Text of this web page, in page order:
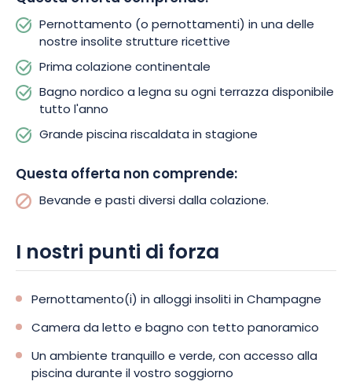
La Réserve de l’Aube incarna un nuovo modo di viaggiare, più
dolce e autentico. Lasciatevi sedurre da questa esperienza
coinvolgente e prenotate il vostro soggiorno per una rara
fuga a contatto con la natura.
Pernottamento (o pernottamenti) in una delle
nostre insolite strutture ricettive
Prima colazione continentale
Bagno nordico a legna su ogni terrazza disponibile
tutto l'anno
Grande piscina riscaldata in stagione
Questa offerta non comprende:
Bevande e pasti diversi dalla colazione.
I nostri punti di forza
Pernottamento(i) in alloggi insoliti in Champagne
Camera da letto e bagno con tetto panoramico
Un ambiente tranquillo e verde, con accesso alla
piscina durante il vostro soggiorno